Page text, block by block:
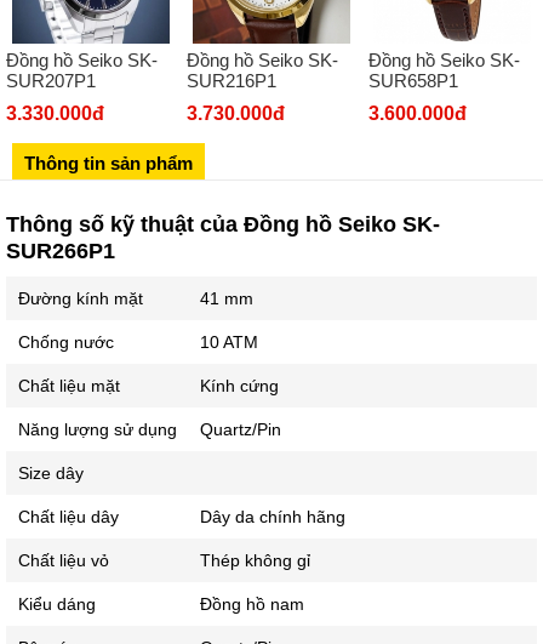
02432127660
Số 273 Nguyễn Văn Cừ - Long Biên - Hà Nội
02439392490
Showroom 86: BH9A-SP.9A-63 Vinhomes Ocean Park 1, Dương
Đồng hồ Seiko SK-
SUR207P1
3.330.000đ
Đồng hồ Seiko SK-
SUR216P1
3.730.000đ
Đồng hồ Seiko SK-
SUR658P1
3.600.000đ
Thông tin sản phẩm
Thông số kỹ thuật của Đồng hồ Seiko SK-
SUR266P1
Đường kính mặt 41 mm
Chống nước 10 ATM
Chất liệu mặt Kính cứng
Năng lượng sử dụng Quartz/Pin
Size dây
Chất liệu dây Dây da chính hãng
Chất liệu vỏ Thép không gỉ
Kiểu dáng Đồng hồ nam